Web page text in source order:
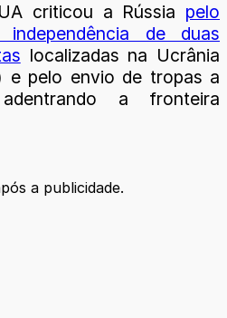
criticou a Rússia pelo
independência de duas
localizadas na Ucrânia
e pelo envio de tropas a
a fronteira
a publicidade.